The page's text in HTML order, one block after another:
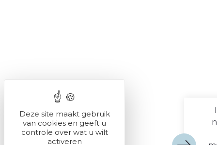
Deze site maakt gebruik
van cookies en geeft u
controle over wat u wilt
activeren